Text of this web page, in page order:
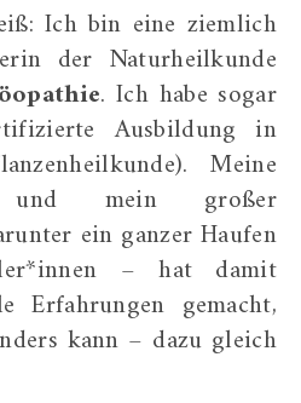
der Naturheilkunde
. Ich habe sogar
Ausbildung in
Meine
und mein großer
ein ganzer Haufen
– hat damit
Erfahrungen gemacht,
kann – dazu gleich